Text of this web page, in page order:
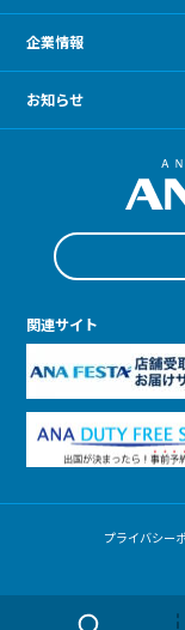
企業情報
お知らせ
関連サイト
プライバシー